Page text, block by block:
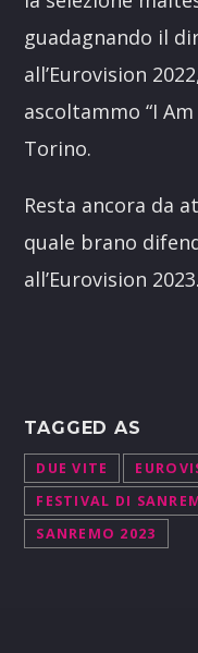
guadagnando il
all’Eurovision
ascoltammo “I
Torino.
Resta ancora da
quale brano
all’Eurovision 2023.
TAGGED AS
DUE VITE
FESTIVAL DI
SANREMO 2023